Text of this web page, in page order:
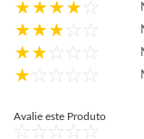
Avalie este Produto